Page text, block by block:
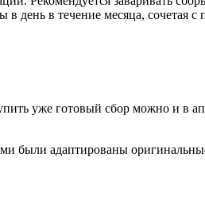
день в течение месяца,
уже готовый сбор можно и в
были адаптированы